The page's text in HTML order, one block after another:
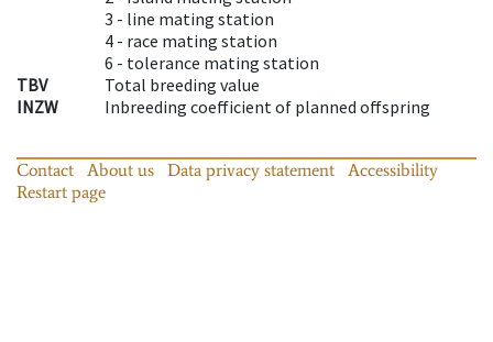
3 - line mating station
4 - race mating station
6 - tolerance mating station
TBV
Total breeding value
INZW
Inbreeding coefficient of planned offspring
Contact About us Data privacy statement
Accessibility
Restart page